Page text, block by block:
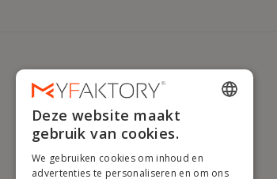
DUTCH
Deze website maakt
gebruik van cookies.
We gebruiken cookies om inhoud en
advertenties te personaliseren en om ons